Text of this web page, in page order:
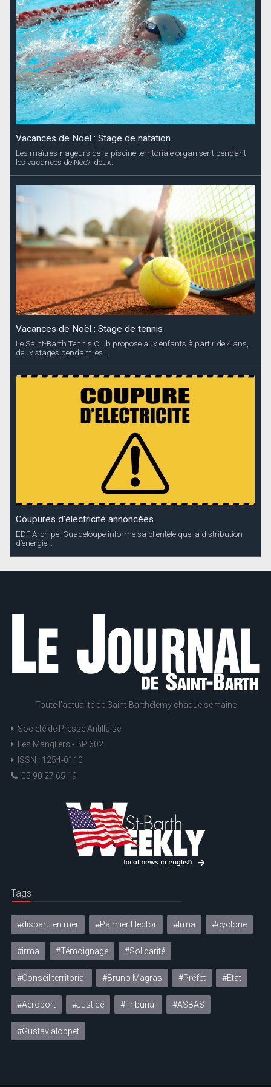
Vacances de Noël : Stage de natation
Les maîtres-nageurs de la piscine territoriale organisent pendant
les vacances de Noe?l deux...
Vacances de Noël : Stage de tennis
Le Saint-Barth Tennis Club propose aux enfants à partir de 4 ans,
deux stages pendant les...
Coupures d’électricité annoncées
EDF Archipel Guadeloupe informe sa clientèle que la distribution
d’énergie...
Toute l'actualité de Saint-Barthélemy chaque semaine
Société de Presse Antillaise
Les Mangliers - BP 602
ISSN : 1254-0110
05 90 27 65 19
Tags
#disparu en mer #Palmier Hector #Irma #cyclone
#irma #Témoignage #Solidarité
#Conseil territorial #Bruno Magras #Préfet #Etat
#Aéroport #Justice #Tribunal #ASBAS
#Gustavialoppet